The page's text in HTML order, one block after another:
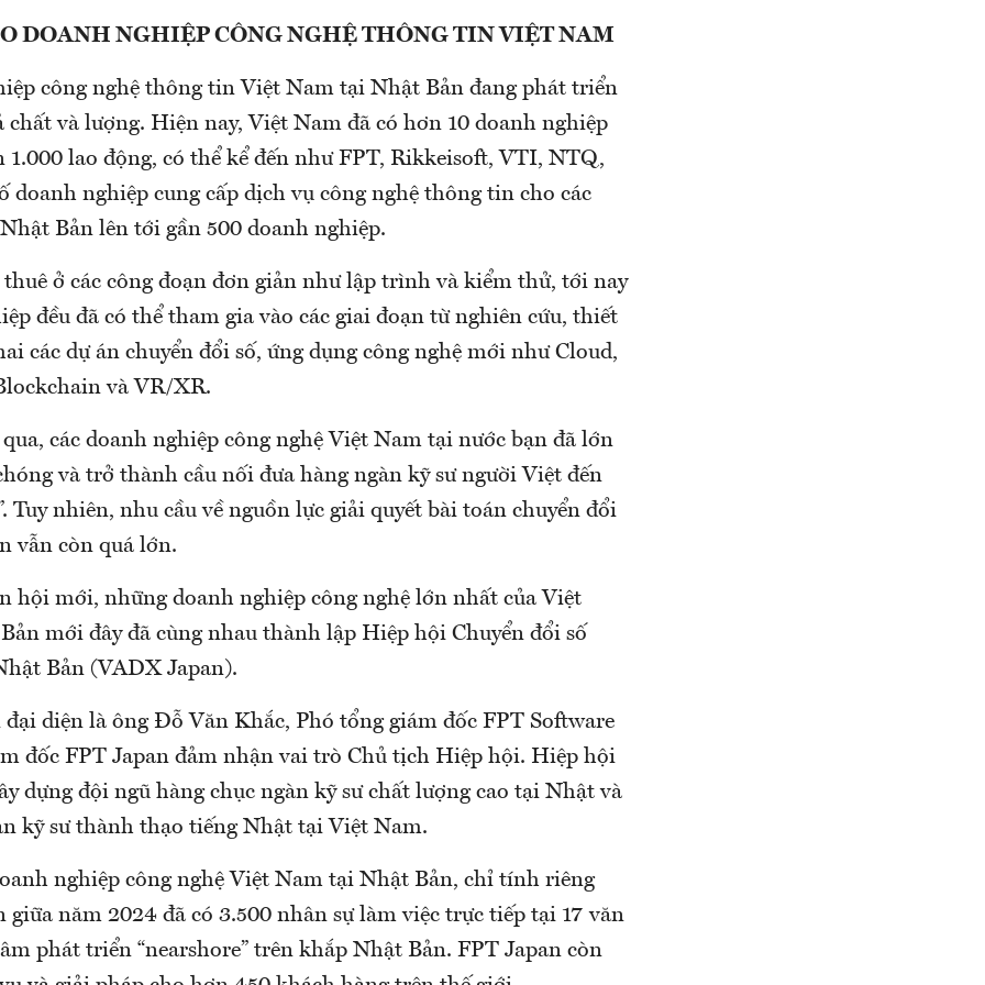
DOANH NGHIỆP CÔNG NGHỆ THÔNG TIN VIỆT NAM
công nghệ thông tin Việt Nam tại Nhật Bản đang phát triển
chất và lượng. Hiện nay, Việt Nam đã có hơn 10 doanh nghiệp
1.000 lao động, có thể kể đến như FPT, Rikkeisoft, VTI, NTQ,
doanh nghiệp cung cấp dịch vụ công nghệ thông tin cho các
Bản lên tới gần 500 doanh nghiệp.
ở các công đoạn đơn giản như lập trình và kiểm thử, tới nay
đều đã có thể tham gia vào các giai đoạn từ nghiên cứu, thiết
các dự án chuyển đổi số, ứng dụng công nghệ mới như Cloud,
và VR/XR.
các doanh nghiệp công nghệ Việt Nam tại nước bạn đã lớn
và trở thành cầu nối đưa hàng ngàn kỹ sư người Việt đến
Tuy nhiên, nhu cầu về nguồn lực giải quyết bài toán chuyển đổi
vẫn còn quá lớn.
hội mới, những doanh nghiệp công nghệ lớn nhất của Việt
mới đây đã cùng nhau thành lập Hiệp hội Chuyển đổi số
Bản (VADX Japan).
đại diện là ông Đỗ Văn Khắc, Phó tổng giám đốc FPT Software
đốc FPT Japan đảm nhận vai trò Chủ tịch Hiệp hội. Hiệp hội
dựng đội ngũ hàng chục ngàn kỹ sư chất lượng cao tại Nhật và
kỹ sư thành thạo tiếng Nhật tại Việt Nam.
nghiệp công nghệ Việt Nam tại Nhật Bản, chỉ tính riêng
giữa năm 2024 đã có 3.500 nhân sự làm việc trực tiếp tại 17 văn
phát triển “nearshore” trên khắp Nhật Bản. FPT Japan còn